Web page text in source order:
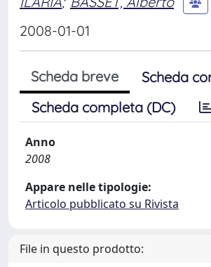
2008-01-01
Scheda breve
Scheda
Scheda completa (DC)
Anno
2008
Appare nelle tipologie:
Articolo pubblicato su Rivista
File in questo prodotto: